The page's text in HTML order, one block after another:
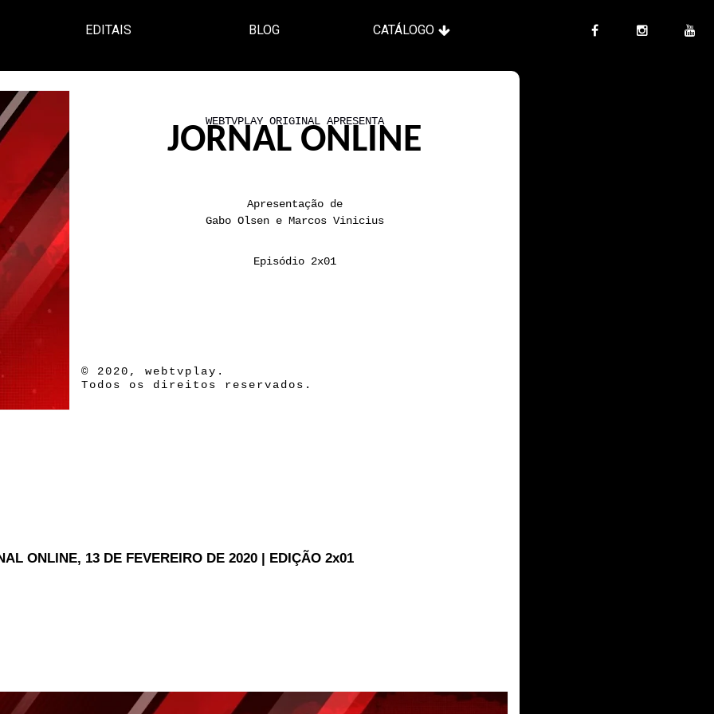
EDITAIS BLOG CATÁLOGO
WEBTVPLAY ORIGINAL APRESENTA
JORNAL ONLINE
Apresentação de
Gabo Olsen e Marcos Vinicius
Episódio 2x01
© 2020, webtvplay.
Todos os direitos reservados.
ONLINE, 13 DE FEVEREIRO DE 2020 | EDIÇÃO 2x01